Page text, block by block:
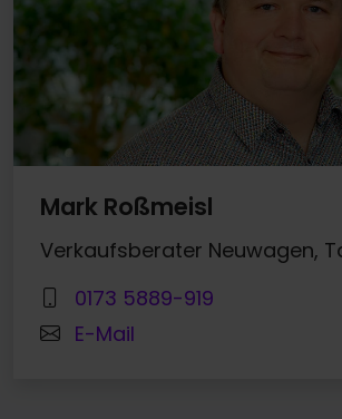
Mark Roßmeisl
Verkaufsberater Neuwagen,
0173 5889-919
E-Mail